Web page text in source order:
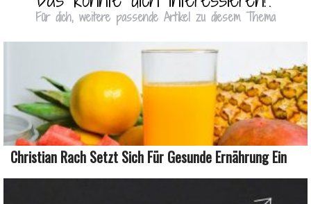
Für dich, weitere passende Artikel zu diesem Thema
Christian Rach Setzt Sich Für Gesunde Ernährung Ein